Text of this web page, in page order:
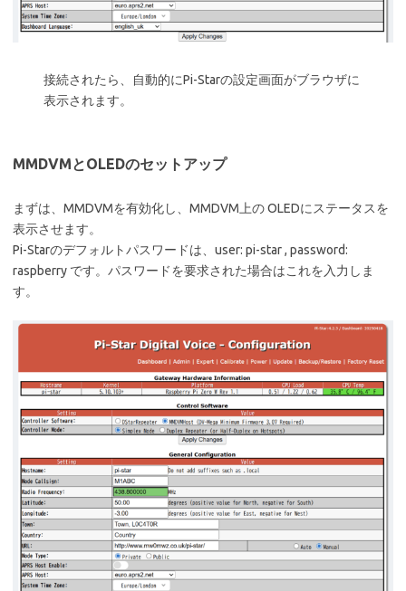
接続されたら、自動的にPi-Starの設定画面がブラウザに
表示されます。
MMDVMとOLEDのセットアップ
まずは、MMDVMを有効化し、MMDVM上の OLEDにステータスを
表示させます。
Pi-Starのデフォルトパスワードは、user: pi-star , password:
raspberry です。パスワードを要求された場合はこれを入力しま
す。